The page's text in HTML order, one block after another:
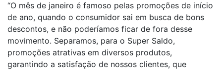
“O mês de janeiro é famoso pelas promoções de início
de ano, quando o consumidor sai em busca de bons
descontos, e não poderíamos ficar de fora desse
movimento. Separamos, para o Super Saldo,
promoções atrativas em diversos produtos,
garantindo a satisfação de nossos clientes, que